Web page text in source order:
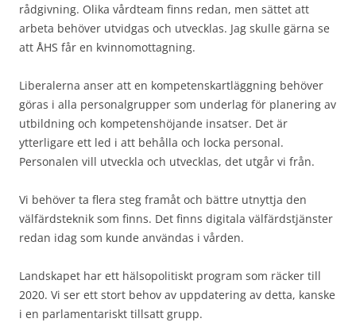
rådgivning. Olika vårdteam finns redan, men sättet att
arbeta behöver utvidgas och utvecklas. Jag skulle gärna se
att ÅHS får en kvinnomottagning.
Liberalerna anser att en kompetenskartläggning behöver
göras i alla personalgrupper som underlag för planering av
utbildning och kompetenshöjande insatser. Det är
ytterligare ett led i att behålla och locka personal.
Personalen vill utveckla och utvecklas, det utgår vi från.
Vi behöver ta flera steg framåt och bättre utnyttja den
välfärdsteknik som finns. Det finns digitala välfärdstjänster
redan idag som kunde användas i vården.
Landskapet har ett hälsopolitiskt program som räcker till
2020. Vi ser ett stort behov av uppdatering av detta, kanske
i en parlamentariskt tillsatt grupp.